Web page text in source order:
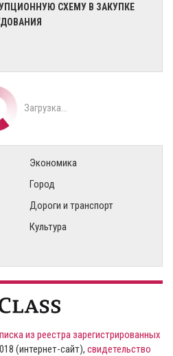
СХЕМУ В ЗАКУПКЕ
Загрузка...
Экономика
Город
Дороги и транспорт
Культура
из реестра зарегистрированных
(интернет-сайт), свидетельство